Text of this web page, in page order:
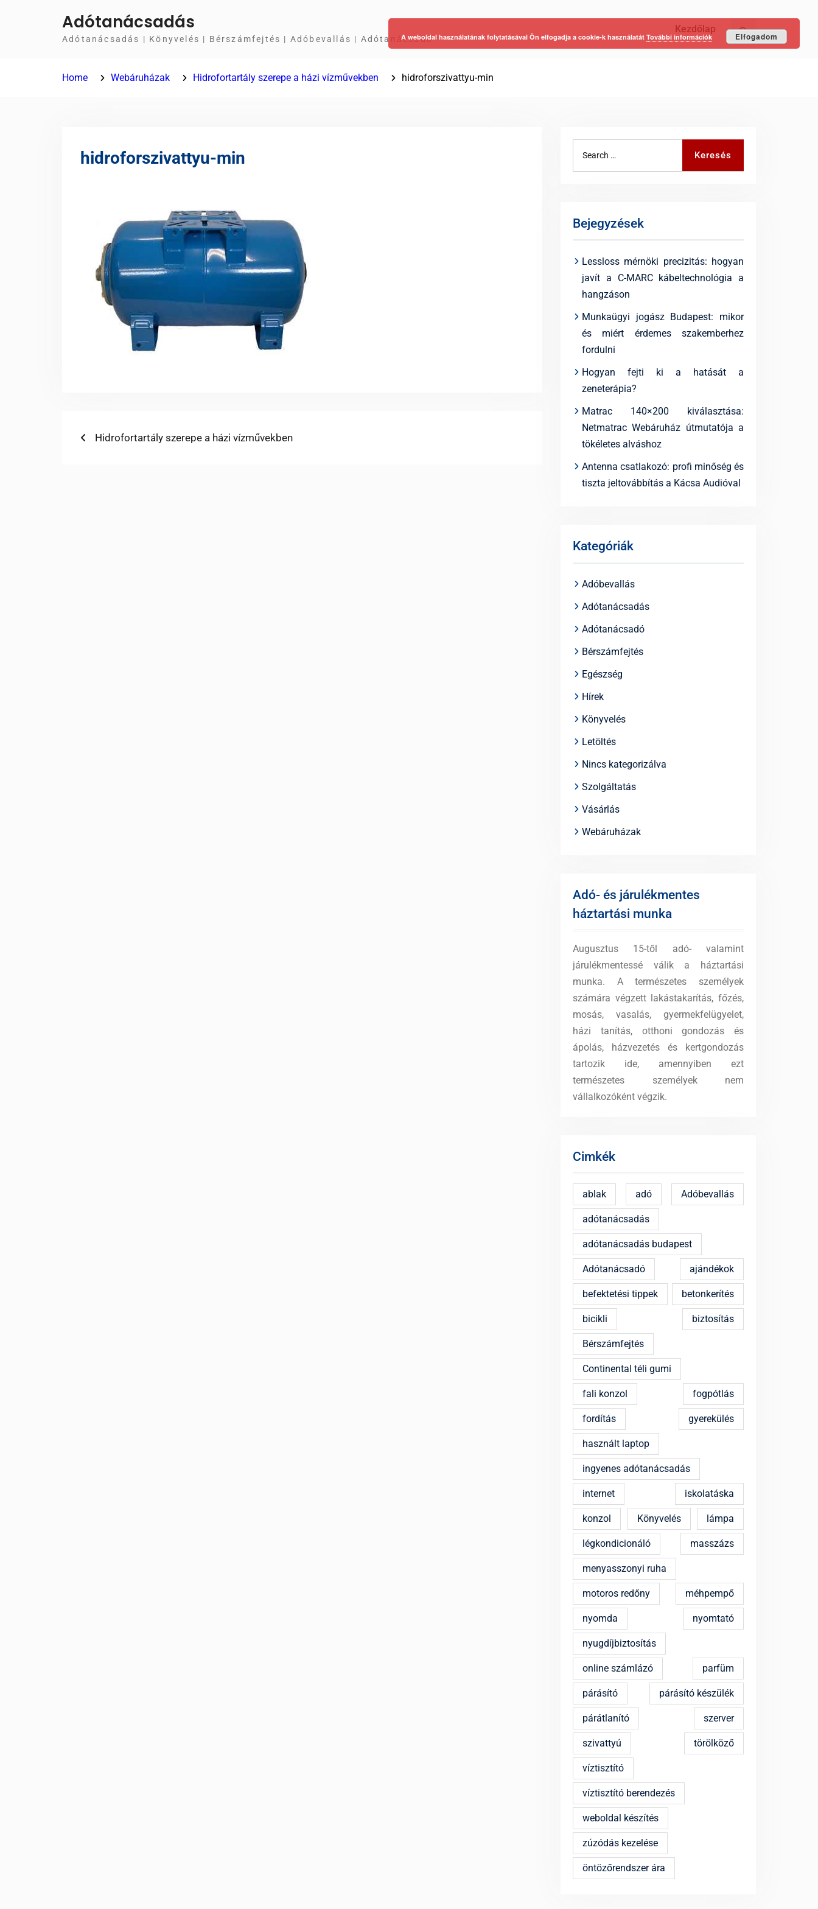
Adótanácsadás
Adótanácsadás | Könyvelés | Bérszámfejtés | Adóbevallás | Adótanácsadó
Kezdőlap Keresés
Home Webáruházak Hidrofortartály szerepe a házi vízművekben hidroforszivattyu-min
hidroforszivattyu-min
Bejegyzés
Previous
Hidrofortartály szerepe a házi vízművekben
Keresés
Bejegyzések
Lessloss mérnöki precizitás: hogyan
javít a C-MARC kábeltechnológia a
hangzáson
Munkaügyi jogász Budapest: mikor
és miért érdemes szakemberhez
fordulni
Hogyan fejti ki a hatását a
zeneterápia?
Matrac 140×200 kiválasztása:
Netmatrac Webáruház útmutatója a
tökéletes alváshoz
Antenna csatlakozó: profi minőség és
tiszta jeltovábbítás a Kácsa Audióval
Kategóriák
Adóbevallás
Adótanácsadás
Adótanácsadó
Bérszámfejtés
Egészség
Hírek
Könyvelés
Letöltés
Nincs kategorizálva
Szolgáltatás
Vásárlás
Webáruházak
Adó- és járulékmentes
háztartási munka
Augusztus 15-től adó- valamint
járulékmentessé válik a háztartási
munka. A természetes személyek
számára végzett lakástakarítás, főzés,
mosás, vasalás, gyermekfelügyelet,
házi tanítás, otthoni gondozás és
ápolás, házvezetés és kertgondozás
tartozik ide, amennyiben ezt
természetes személyek nem
vállalkozóként végzik.
Cimkék
ablak adó Adóbevallás
adótanácsadás
adótanácsadás budapest
Adótanácsadó ajándékok
befektetési tippek betonkerítés
bicikli biztosítás
Bérszámfejtés
Continental téli gumi
fali konzol fogpótlás
fordítás gyerekülés
használt laptop
ingyenes adótanácsadás
internet iskolatáska
konzol Könyvelés lámpa
légkondicionáló masszázs
menyasszonyi ruha
motoros redőny méhpempő
nyomda nyomtató
nyugdíjbiztosítás
online számlázó parfüm
párásító párásító készülék
párátlanító szerver
szivattyú törölköző
víztisztító
víztisztító berendezés
weboldal készítés
zúzódás kezelése
öntözőrendszer ára
A weboldal használatának folytatásával Ön elfogadja a cookie-k használatát További információk Elfogadom